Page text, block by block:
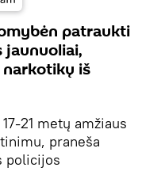
patraukti
jaunuoliai,
iš
21 metų amžiaus
praneša
policijos